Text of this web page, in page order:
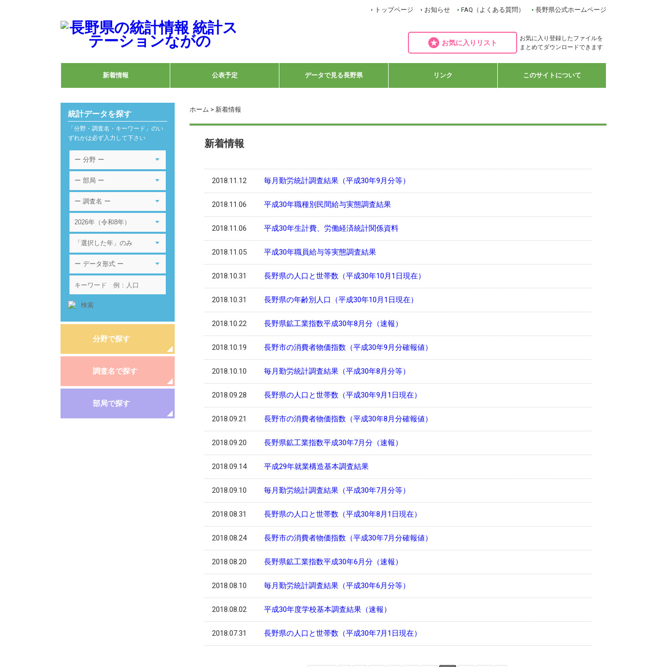
トップページ お知らせ FAQ（よくある質問） 長野県公式ホームページ
お気に入りリスト
お気に入り登録したファイルを
まとめてダウンロードできます
新着情報 公表予定 データで見る長野県 リンク このサイトについて
ホーム > 新着情報
新着情報
2018.11.12 毎月勤労統計調査結果（平成30年9月分等）
2018.11.06 平成30年職種別民間給与実態調査結果
2018.11.06 平成30年生計費、労働経済統計関係資料
2018.11.05 平成30年職員給与等実態調査結果
2018.10.31 長野県の人口と世帯数（平成30年10月1日現在）
2018.10.31 長野県の年齢別人口（平成30年10月1日現在）
2018.10.22 長野県鉱工業指数平成30年8月分（速報）
2018.10.19 長野市の消費者物価指数（平成30年9月分確報値）
2018.10.10 毎月勤労統計調査結果（平成30年8月分等）
2018.09.28 長野県の人口と世帯数（平成30年9月1日現在）
2018.09.21 長野市の消費者物価指数（平成30年8月分確報値）
2018.09.20 長野県鉱工業指数平成30年7月分（速報）
2018.09.14 平成29年就業構造基本調査結果
2018.09.10 毎月勤労統計調査結果（平成30年7月分等）
2018.08.31 長野県の人口と世帯数（平成30年8月1日現在）
2018.08.24 長野市の消費者物価指数（平成30年7月分確報値）
2018.08.20 長野県鉱工業指数平成30年6月分（速報）
2018.08.10 毎月勤労統計調査結果（平成30年6月分等）
2018.08.02 平成30年度学校基本調査結果（速報）
2018.07.31 長野県の人口と世帯数（平成30年7月1日現在）
統計データを探す
「分野・調査名・キーワード」のい
ずれかは必ず入力して下さい
分野で探す
調査名で探す
部局で探す